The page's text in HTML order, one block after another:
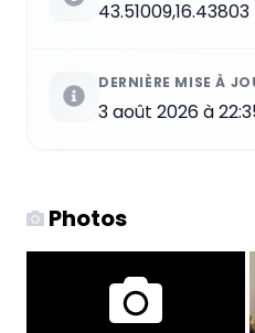
43.51009,16.43803
DERNIÈRE MISE À
3 août 2026 à
Photos